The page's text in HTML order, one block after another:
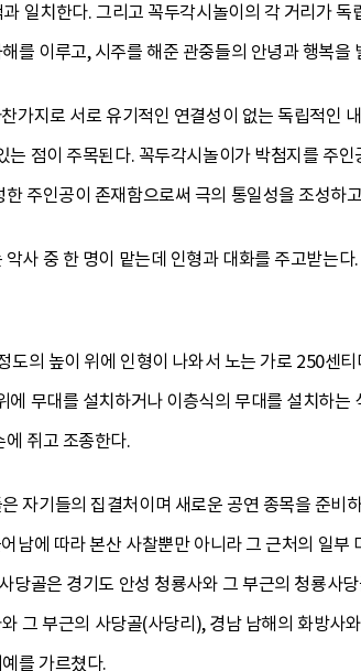
일치한다. 그리고 꼭두각시놀이의 각 거리가 독
를 이루고, 시주를 해준 관중들의 안녕과 행복을
지로 서로 유기적인 연결성이 없는 독립적인
점이 주목된다. 꼭두각시놀이가 박첨지를 주
주인공이 존재함으로써 극의 통일성을 조성하
사 중 한 명이 맡는데 인형과 대화를 주고받는
의 높이 위에 인형이 나와서 노는 가로 250센
무대를 설치하거나 이층식의 무대를 설치하는
쥐고 조종한다.
자기들의 집결처이며 새로운 공연 종목을 준비
에 따라 본산 사찰뿐만 아니라 그 근처의 일부
골은 경기도 안성 청룡사와 그 부근의 청룡사
그 부근의 사당골(사당리), 경남 남해의 화방사
를 가르쳤다.